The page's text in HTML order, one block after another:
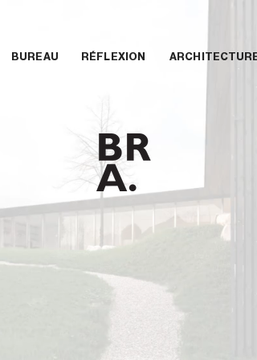
BUREAU RÉFLEXION ARCHITECTURE